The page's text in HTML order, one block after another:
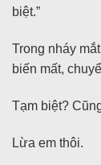
biệt.”
Trong nháy
biến mất,
Tạm biệt?
Lừa em thôi.